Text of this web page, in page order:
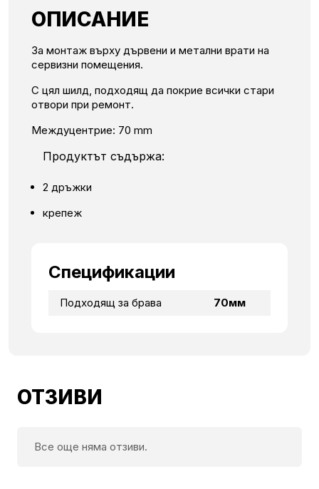
ОПИСАНИЕ
За монтаж върху дървени и метални врати на
сервизни помещения.
С цял шилд, подходящ да покрие всички стари
отвори при ремонт.
Mеждуцентрие: 70 mm
Продуктът съдържа:
2 дръжки
крепеж
Спецификации
Подходящ за брава 70мм
ОТЗИВИ
Все още няма отзиви.